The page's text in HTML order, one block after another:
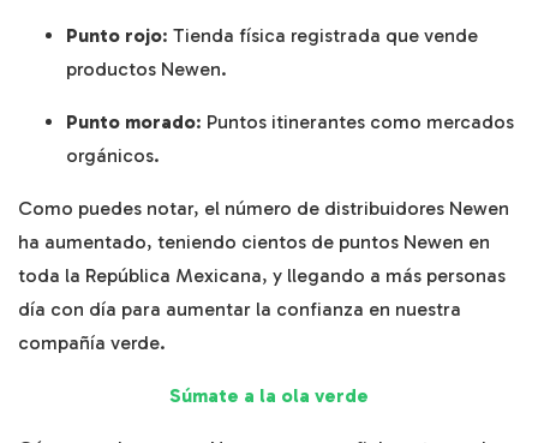
Punto rojo: Tienda física registrada que vende
productos Newen.
Punto morado: Puntos itinerantes como mercados
orgánicos.
Como puedes notar, el número de distribuidores Newen
ha aumentado, teniendo cientos de puntos Newen en
toda la República Mexicana, y llegando a más personas
día con día para aumentar la confianza en nuestra
compañía verde.
Súmate a la ola verde